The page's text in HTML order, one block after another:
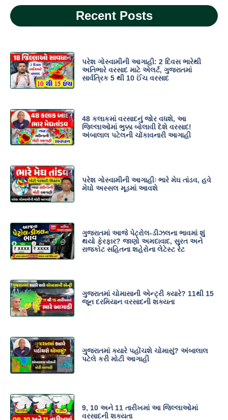
Recent Posts
પરેશ ગોસ્વામીની આગાહી: 2 દિવસ ભારેથી
અતિભારે વરસાદ માટે એલર્ટ, ગુજરાતમાં
સાર્વત્રિક 5 થી 10 ઈંચ વરસાદ
48 કલાકમાં વરસાદનું જોર વધશે, આ
જિલ્લાઓમાં ભુક્કા બોલાવી દેશે વરસાદ!
અંબાલાલ પટેલની ચોંકાવનારી આગાહી
પરેશ ગોસ્વામીની આગાહીઃ ભારે મેઘ તાંડવ, હવે
મેઘો અસ્સલ મૂડમાં આવશે
ગુજરાતમાં આજે પેટ્રોલ-ડીઝલના ભાવમાં શું
થયો ફેરફાર? જાણો અમદાવાદ, સુરત અને
રાજકોટ સહિતના શહેરોના લેટેસ્ટ રેટ
ગુજરાતમાં ચોમાસાની એન્ટ્રી ક્યારે? 11થી 15
જૂન દરમિયાન વરસાદની શક્યતા
ગુજરાતમાં ક્યારે પહોંચશે ચોમાસું? અંબાલાલ
પટેલે કરી મોટી આગાહી
9, 10 અને 11 તારીખમાં આ જિલ્લાઓમાં
વરસાદની શક્યતા